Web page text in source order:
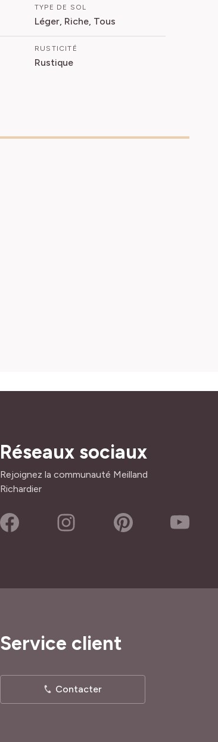
TYPE DE SOL
Léger, Riche, Tous
RUSTICITÉ
Rustique
Réseaux sociaux
Rejoignez la communauté Meilland
Richardier
Service client
Contacter